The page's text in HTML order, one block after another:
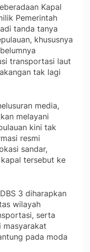
Kapal
Pemerintah
tanda tanya
khususnya
transportasi laut
tak lagi
media,
melayani
kini tak
resmi
sandar,
tersebut ke
3 diharapkan
wilayah
serta
masyarakat
pada moda